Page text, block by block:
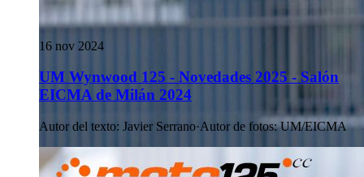
16 nov 2024
UM Wynwood 125 - Novedades 2025 - Salón
EICMA de Milán 2024
Autor del texto: Javier Serrano·Autor de fotos: UM/EICMA